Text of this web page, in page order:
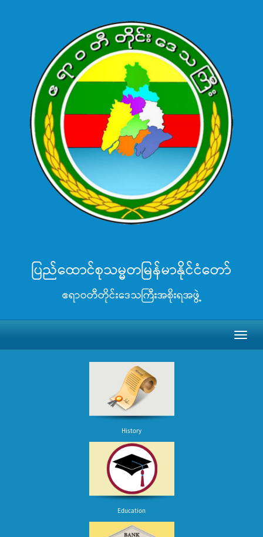
ပြည်ထောင်စုသမ္မတမြန်မာနိုင်ငံတော်
ဧရာဝတီတိုင်းဒေသကြီးအစိုးရအဖွဲ့
History
Education